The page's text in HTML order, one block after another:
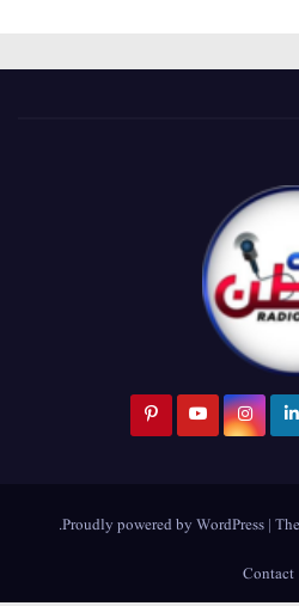
Proudly powered by WordPress |
.
Contact